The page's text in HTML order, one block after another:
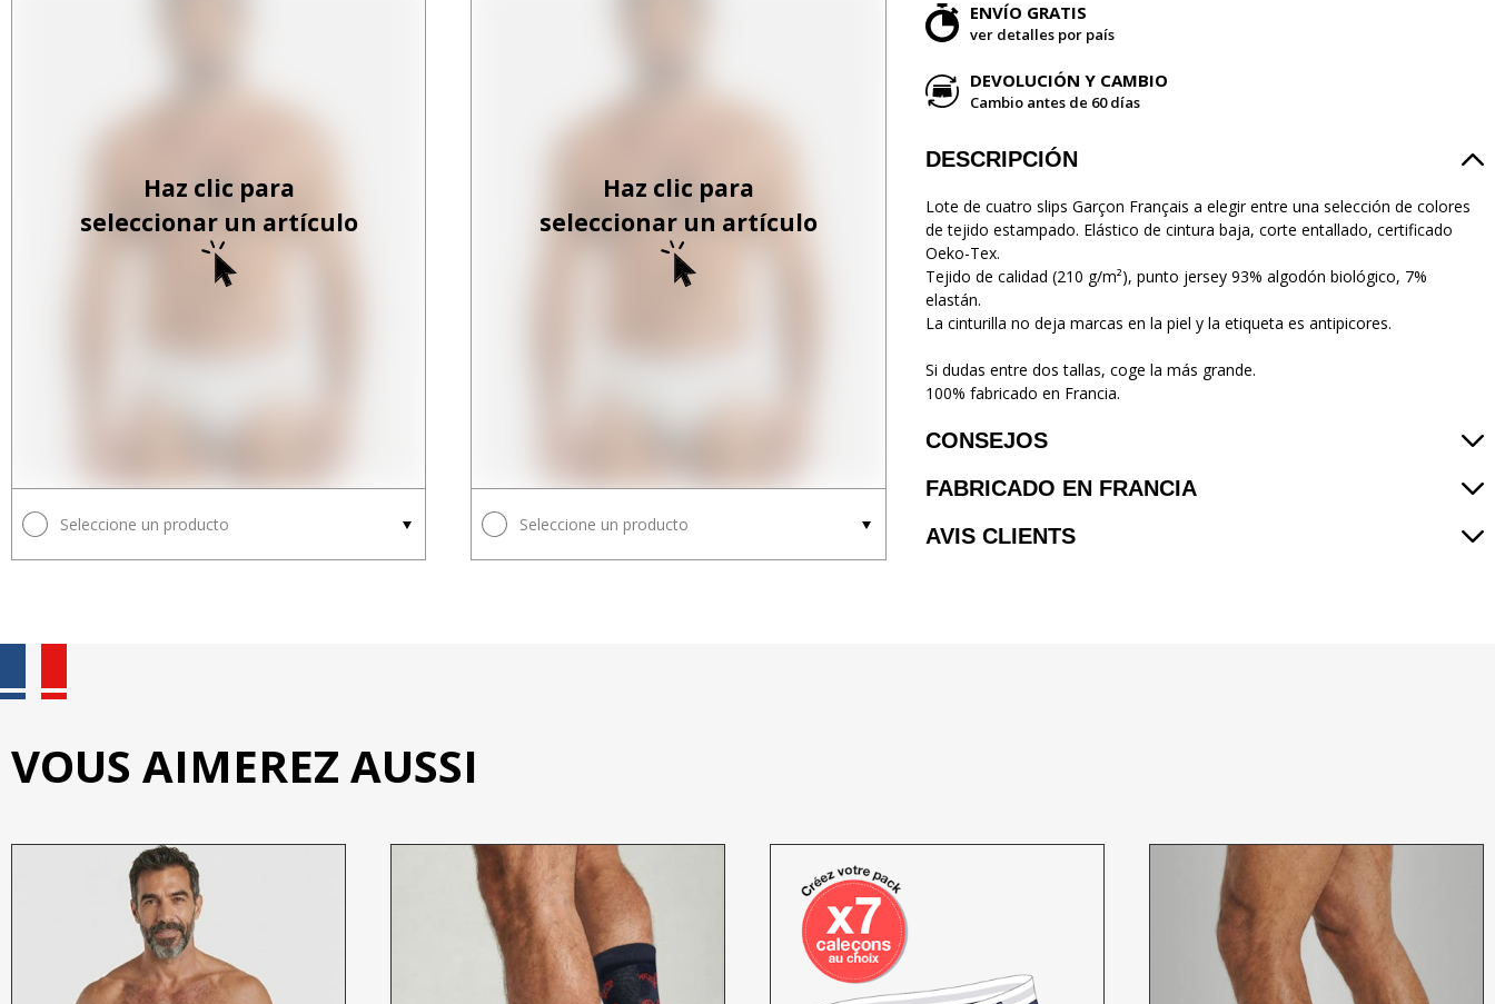
Haz clic para
seleccionar un artículo
Seleccione un producto
Haz clic para
seleccionar un artículo
Seleccione un producto
ENVÍO GRATIS
ver detalles por país
DEVOLUCIÓN Y CAMBIO
Cambio antes de 60 días
DESCRIPCIÓN
Lote de cuatro slips Garçon Français a elegir entre una selección de colores
de tejido estampado. Elástico de cintura baja, corte entallado, certificado
Oeko-Tex.
Tejido de calidad (210 g/m²), punto jersey 93% algodón biológico, 7%
elastán.
La cinturilla no deja marcas en la piel y la etiqueta es antipicores.
Si dudas entre dos tallas, coge la más grande.
100% fabricado en Francia.
CONSEJOS
FABRICADO EN FRANCIA
AVIS CLIENTS
VOUS AIMEREZ AUSSI